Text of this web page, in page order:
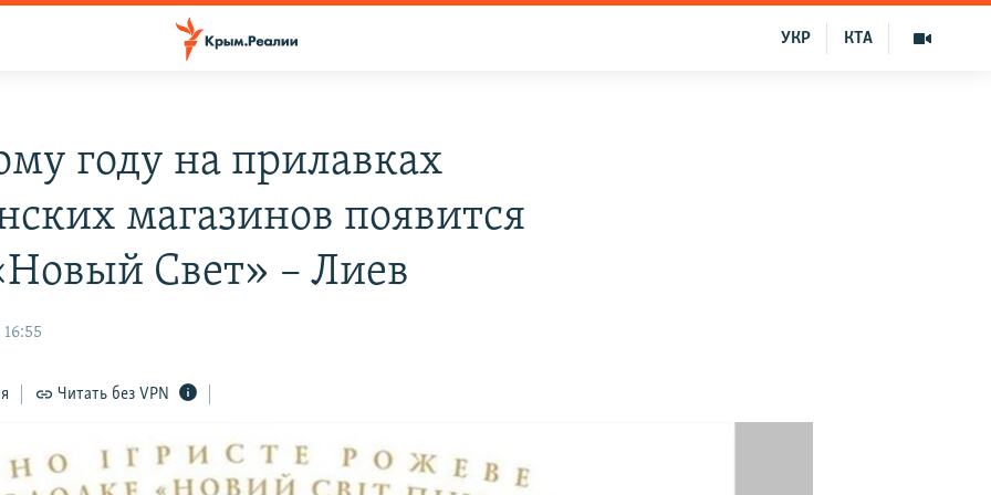
КТА
УКР
году на прилавках
магазинов появится
Свет» – Лиев
Читать без VPN